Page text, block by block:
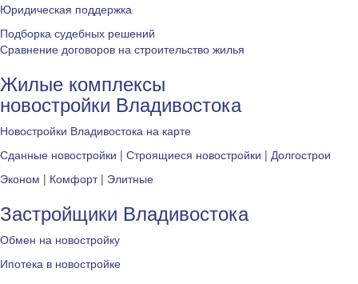
Юридическая поддержка
Подборка судебных решений
Сравнение договоров на строительство жилья
Жилые комплексы
новостройки Владивостока
Новостройки Владивостока на карте
Сданные новостройки | Строящиеся новостройки | Долгострои
Эконом | Комфорт| Элитные
Застройщики Владивостока
Обмен на новостройку
Ипотека в новостройке